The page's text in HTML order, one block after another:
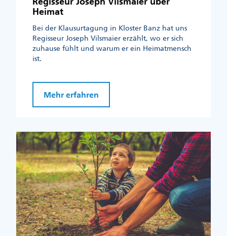
Heimat
Bei der Klausurtagung in Kloster Banz hat uns
Regisseur Joseph Vilsmaier erzählt, wo er sich
zuhause fühlt und warum er ein Heimatmensch
ist.
Mehr erfahren